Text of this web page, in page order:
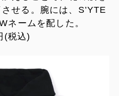
せる。腕には、S’YTE
ネームを配した。
(税込)